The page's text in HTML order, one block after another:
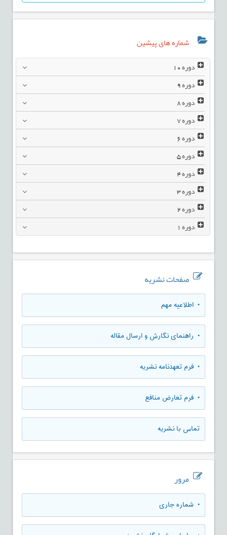
شماره های پیشین
دوره10
دوره9
دوره8
دوره7
دوره6
دوره5
دوره4
دوره3
دوره2
دوره1
صفحات نشریه
• اطلاعیه مهم
• راهنمای نگارش و ارسال مقاله
• فرم تعهدنامه نشریه
• فرم تعارض منافع
تماس با نشریه
مرور
• شماره جاری